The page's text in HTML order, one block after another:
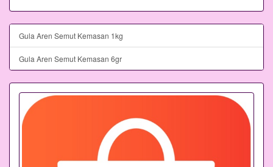
Gula Aren Semut Kemasan 1kg
Gula Aren Semut Kemasan 6gr